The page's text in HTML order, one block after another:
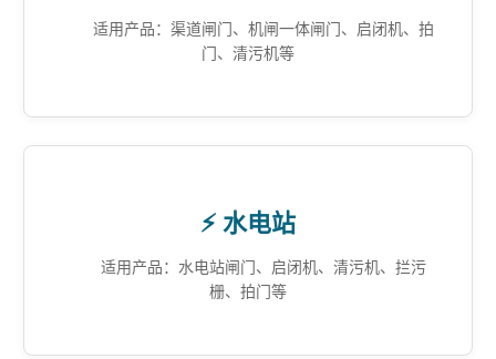
适用产品：渠道闸门、机闸一体闸门、启闭机、拍
门、清污机等
⚡ 水电站
适用产品：水电站闸门、启闭机、清污机、拦污
栅、拍门等